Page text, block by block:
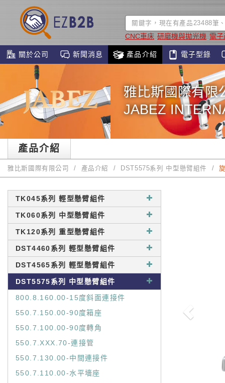
CNC車床 研磨機與拋光機 電
關於公司 新聞消息 產品介紹 電子型錄
雅比斯國際有限
JABEZ
產品介紹
雅比斯國際有限公司 產品介紹 DST5575系列 中型懸臂組件
TK045系列 輕型懸臂組件
TK060系列 中型懸臂組件
TK120系列 重型懸臂組件
DST4460系列 輕型懸臂組件
DST4565系列 輕型懸臂組件
DST5575系列 中型懸臂組件
800.8.160.00-15度斜面連接件
550.7.150.00-90度箱座
550.7.100.00-90度轉角
550.7.XXX.70-連接管
550.7.130.00-中間連接件
550.7.110.00-水平墻座